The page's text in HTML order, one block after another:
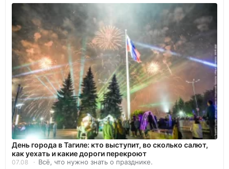
День города в Тагиле: кто выступит, во сколько салют,
как уехать и какие дороги перекроют
07.08 Всё, что нужно знать о празднике.